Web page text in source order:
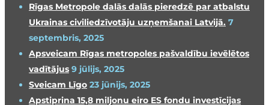
Rīgas Metropole dalās dalās pieredzē par atbalstu
Ukrainas civiliedzīvotāju uzņemšanai Latvijā. 7
septembris, 2025
Apsveicam Rīgas metropoles pašvaldību ievēlētos
vadītājus 9 jūlijs, 2025
Sveicam Līgo 23 jūnijs, 2025
Apstiprina 15,8 miljonu eiro ES fondu investīcijas